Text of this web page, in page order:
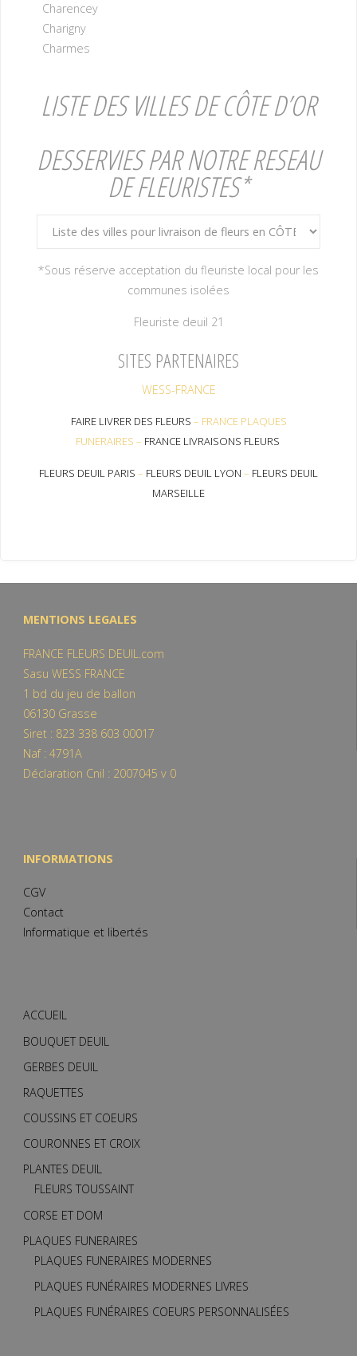
Charencey
Charigny
Charmes
LISTE DES VILLES DE CÔTE D’OR
DESSERVIES PAR NOTRE RESEAU
DE FLEURISTES*
*Sous réserve acceptation du fleuriste local pour les
communes isolées
Fleuriste deuil 21
SITES PARTENAIRES
WESS-FRANCE
FAIRE LIVRER DES FLEURS – FRANCE PLAQUES
FUNERAIRES – FRANCE LIVRAISONS FLEURS
FLEURS DEUIL PARIS – FLEURS DEUIL LYON – FLEURS DEUIL
MARSEILLE
MENTIONS LEGALES
FRANCE FLEURS DEUIL.com
Sasu WESS FRANCE
1 bd du jeu de ballon
06130 Grasse
Siret : 823 338 603 00017
Naf : 4791A
Déclaration Cnil : 2007045 v 0
INFORMATIONS
CGV
Contact
Informatique et libertés
ACCUEIL
BOUQUET DEUIL
GERBES DEUIL
RAQUETTES
COUSSINS ET COEURS
COURONNES ET CROIX
PLANTES DEUIL
FLEURS TOUSSAINT
CORSE ET DOM
PLAQUES FUNERAIRES
PLAQUES FUNERAIRES MODERNES
PLAQUES FUNÉRAIRES MODERNES LIVRES
PLAQUES FUNÉRAIRES COEURS PERSONNALISÉES